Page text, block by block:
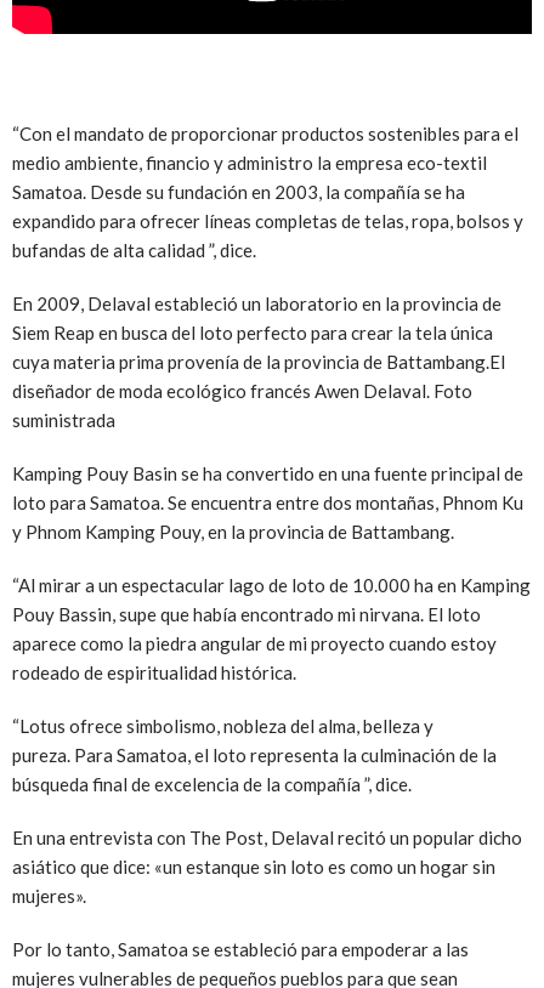
“Con el mandato de proporcionar productos sostenibles para el
medio ambiente, financio y administro la empresa eco-textil
Samatoa. Desde su fundación en 2003, la compañía se ha
expandido para ofrecer líneas completas de telas, ropa, bolsos y
bufandas de alta calidad ”, dice.
En 2009, Delaval estableció un laboratorio en la provincia de
Siem Reap en busca del loto perfecto para crear la tela única
cuya materia prima provenía de la provincia de Battambang.El
diseñador de moda ecológico francés Awen Delaval. Foto
suministrada
Kamping Pouy Basin se ha convertido en una fuente principal de
loto para Samatoa. Se encuentra entre dos montañas, Phnom Ku
y Phnom Kamping Pouy, en la provincia de Battambang.
“Al mirar a un espectacular lago de loto de 10.000 ha en Kamping
Pouy Bassin, supe que había encontrado mi nirvana. El loto
aparece como la piedra angular de mi proyecto cuando estoy
rodeado de espiritualidad histórica.
“Lotus ofrece simbolismo, nobleza del alma, belleza y
pureza. Para Samatoa, el loto representa la culminación de la
búsqueda final de excelencia de la compañía ”, dice.
En una entrevista con The Post, Delaval recitó un popular dicho
asiático que dice: «un estanque sin loto es como un hogar sin
mujeres».
Por lo tanto, Samatoa se estableció para empoderar a las
mujeres vulnerables de pequeños pueblos para que sean